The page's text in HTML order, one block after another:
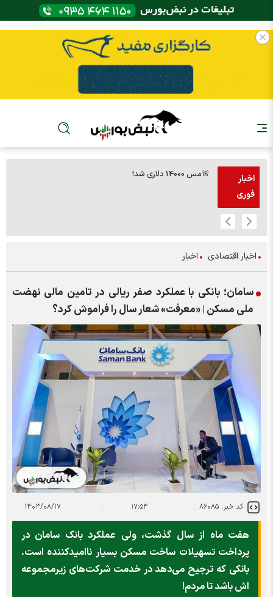
اخبار
فوری
🚨مس 14000 دلاری شد!
اخبار اقتصادی اخبار
سامان؛ بانکی با عملکرد صفر ریالی در تامین مالی نهضت
ملی مسکن | «معرفت» شعار سال را فراموش کرد؟
کد خبر: ۸۶۰۸۵ ۱۷:۵۴ ۱۴۰۳/۰۸/۱۷
هفت ماه از سال گذشت، ولی عملکرد بانک سامان در
پرداخت تسهیلات ساخت مسکن بسیار ناامیدکننده است.
بانکی که ترجیح می‌دهد در خدمت شرکت‌های زیرمجموعه
اش باشد تا مردم!